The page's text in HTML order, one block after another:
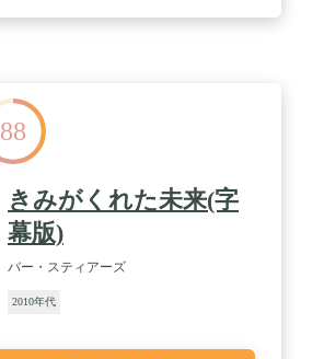
88
きみがくれた未来(字
幕版)
バー・スティアーズ
2010年代